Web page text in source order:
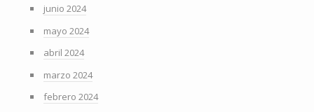
junio 2024
mayo 2024
abril 2024
marzo 2024
febrero 2024